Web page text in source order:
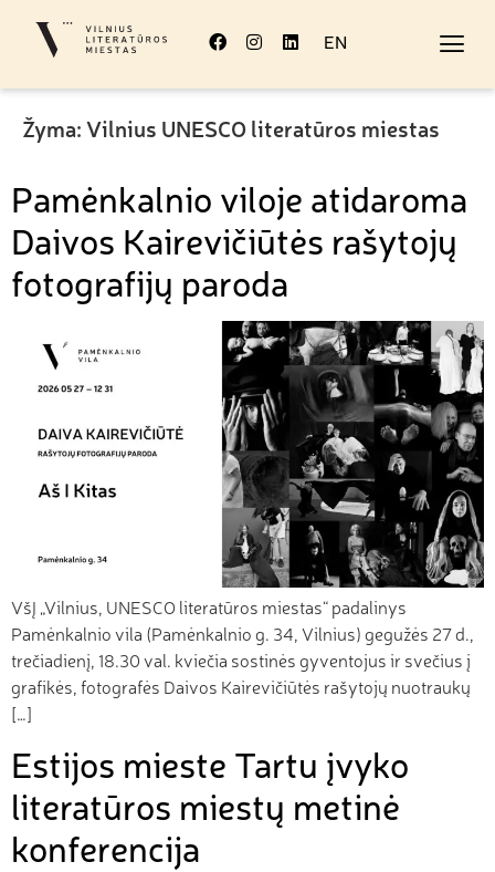
EN
Žyma:Vilnius UNESCO literatūros miestas
Pamėnkalnio viloje atidaroma
Daivos Kairevičiūtės rašytojų
fotografijų paroda
VšĮ „Vilnius, UNESCO literatūros miestas“ padalinys
Pamėnkalnio vila (Pamėnkalnio g. 34, Vilnius) gegužės 27 d.,
trečiadienį, 18.30 val. kviečia sostinės gyventojus ir svečius į
grafikės, fotografės Daivos Kairevičiūtės rašytojų nuotraukų
[…]
Estijos mieste Tartu įvyko
literatūros miestų metinė
konferencija